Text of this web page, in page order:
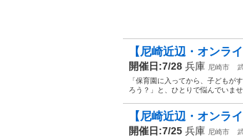
【尼崎近辺・オンラ
開催日:7/28 兵庫 尼崎市
「保育園に入ってから、子ども
ろう？」と、ひとりで悩んでいま
【尼崎近辺・オンラ
開催日:7/25 兵庫 尼崎市